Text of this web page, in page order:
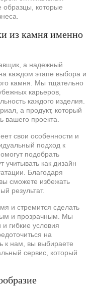
образцы, которые
из камня именно
а надежный
каждом этапе выбора и
камня. Мы тщательно
карьеров,
каждого изделия.
а продукт, который
вашего проекта.
свои особенности и
подход к
подобрать
как дизайн
Благодаря
сможете избежать
результат.
и стремится сделать
и прозрачным. Мы
гибкие условия
на
к нам, вы выбираете
сервис, который